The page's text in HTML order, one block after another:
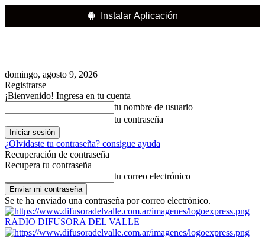
Instalar Aplicación
domingo, agosto 9, 2026
Registrarse
¡Bienvenido! Ingresa en tu cuenta
tu nombre de usuario
tu contraseña
¿Olvidaste tu contraseña? consigue ayuda
Recuperación de contraseña
Recupera tu contraseña
tu correo electrónico
Se te ha enviado una contraseña por correo electrónico.
RADIO DIFUSORA DEL VALLE